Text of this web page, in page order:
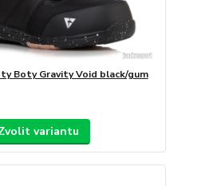
Boty Gravity Void black/gum
variantu